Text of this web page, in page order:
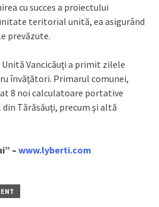
cu succes a proiectului
teritorial unită, ea asigurând
prevăzute.
Vancicăuţi a primit zilele
învăţători. Primarul comunei,
8 noi calculatoare portative
Tărăsăuţi, precum şi altă
– www.lyberti.com